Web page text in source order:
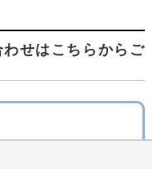
せはこちらからご